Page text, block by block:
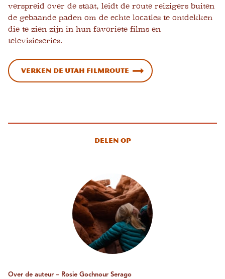
verspreid over de staat, leidt de route reizigers buiten
de gebaande paden om de echte locaties te ontdekken
die te zien zijn in hun favoriete films en
televisieseries.
Verken de Utah filmroute
Delen op
Over de auteur – Rosie Gochnour Serago